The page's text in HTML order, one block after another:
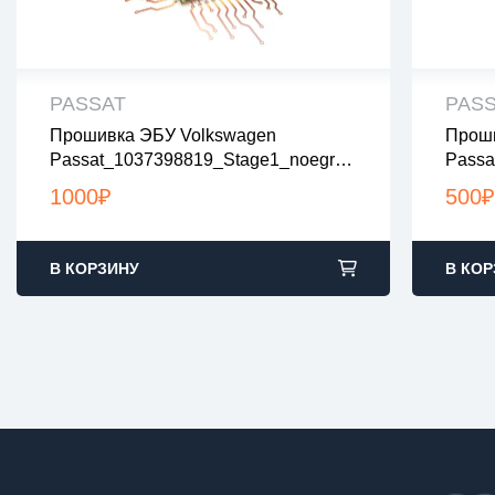
PASSAT
Прошивка ЭБУ Volkswagen
Passat_1037398819_Stage1_noegr_n
1000₽
все файлы проверены на вирусы
все файлы в архивах zip или rar
загрузка с 9:00-22:00 по Москве
В КОРЗИНУ
500₽
все
все
В